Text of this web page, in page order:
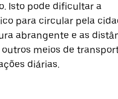
Isto pode dificultar a
para circular pela
abrangente e as
meios de
diárias.